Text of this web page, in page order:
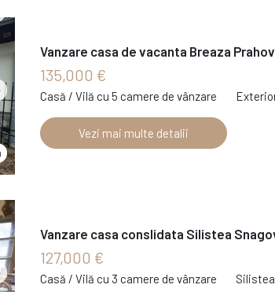
Vanzare casa de vacanta Breaza
135,000 €
Casă / Vilă cu 5 camere de vânzare
Vezi mai multe detalii
Vanzare casa conslidata Silistea
127,000 €
Casă / Vilă cu 3 camere de vânzare